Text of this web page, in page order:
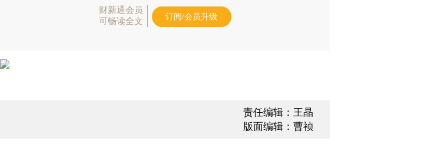
财新通会员
可畅读全文
订阅/会员升级
责任编辑：王晶
版面编辑：曹祯